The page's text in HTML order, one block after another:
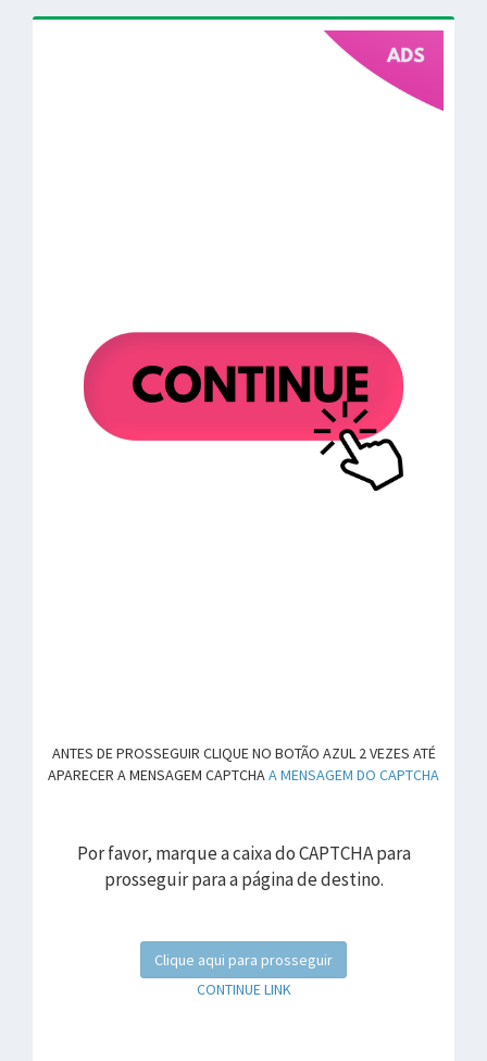
ANTES DE PROSSEGUIR CLIQUE NO BOTÃO AZUL 2 VEZES ATÉ
APARECER A MENSAGEM CAPTCHAA MENSAGEM DO CAPTCHA
Por favor, marque a caixa do CAPTCHA para
prosseguir para a página de destino.
Clique aqui para prosseguir
CONTINUE LINK